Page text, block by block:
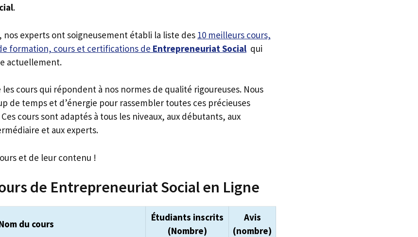
.
nos experts ont soigneusement établi la liste des 10 meilleurs cours,
formation, cours et certifications de Entrepreneuriat Social qui
actuellement.
les cours qui répondent à nos normes de qualité rigoureuses. Nous
de temps et d’énergie pour rassembler toutes ces précieuses
cours sont adaptés à tous les niveaux, aux débutants, aux
et aux experts.
et de leur contenu !
de Entrepreneuriat Social en Ligne
du cours
Étudiants inscrits
(Nombre)
Avis
(nombre)